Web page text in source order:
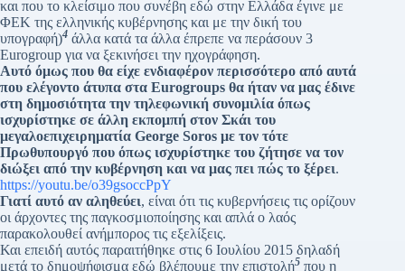
και που το κλείσιμο που συνέβη εδώ στην Ελλάδα έγινε με
ΦΕΚ της ελληνικής κυβέρνησης και με την δική του
υπογραφή)4 άλλα κατά τα άλλα έπρεπε να περάσουν 3
Eurogroup για να ξεκινήσει την ηχογράφηση.
Αυτό όμως που θα είχε ενδιαφέρον περισσότερο από αυτά
που ελέγοντο άτυπα στα Eurogroups θα ήταν να μας έδινε
στη δημοσιότητα την τηλεφωνική συνομιλία όπως
ισχυρίστηκε σε άλλη εκπομπή στον Σκάι του
μεγαλοεπιχειρηματία George Soros με τον τότε
Πρωθυπουργό που όπως ισχυρίστηκε του ζήτησε να τον
διώξει από την κυβέρνηση και να μας πει πώς το ξέρει.
https://youtu.be/o39gsoccPpY
Γιατί αυτό αν αληθεύει, είναι ότι τις κυβερνήσεις τις ορίζουν
οι άρχοντες της παγκοσμιοποίησης και απλά ο λαός
παρακολουθεί ανήμπορος τις εξελίξεις.
Και επειδή αυτός παραιτήθηκε στις 6 Ιουλίου 2015 δηλαδή
μετά το δημοψήφισμα εδώ βλέπουμε την επιστολή5 που η